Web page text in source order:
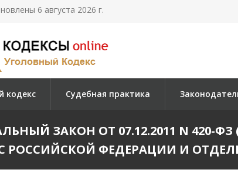
6 августа 2026 г.
кодекс Судебная практика
ЗАКОН ОТ 07.12.2011 N 420-
РОССИЙСКОЙ ФЕДЕРАЦИИ И